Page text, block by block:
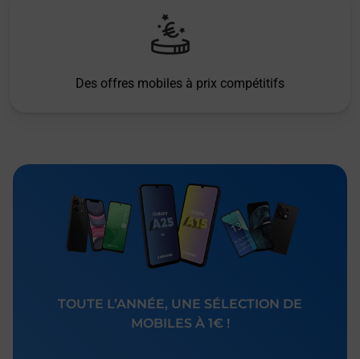
Des offres mobiles à prix compétitifs
TOUTE L’ANNÉE, UNE SÉLECTION DE
MOBILES À 1€ !